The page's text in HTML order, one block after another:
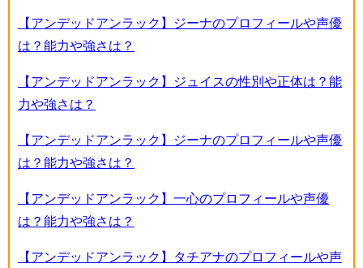
【アンデッドアンラック】ジーナのプロフィールや声優
は？能力や強さは？
【アンデッドアンラック】ジュイスの性別や正体は？能
力や強さは？
【アンデッドアンラック】ジーナのプロフィールや声優
は？能力や強さは？
【アンデッドアンラック】一心のプロフィールや声優
は？能力や強さは？
【アンデッドアンラック】タチアナのプロフィールや声